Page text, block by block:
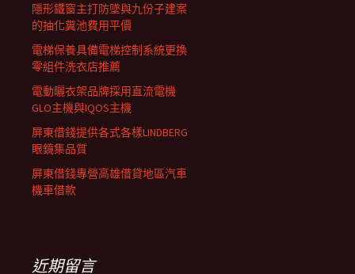
隱形鐵窗主打防墜與九份子建案
的抽化糞池費用平價
電梯保養具備電梯控制系統更換
零組件洗衣店推薦
電動曬衣架品牌採用直流電機
GLO主機與IQOS主機
屏東借錢提供各式各樣LINDBERG
眼鏡集品質
屏東借錢專營高雄借貸地區汽車
機車借款
近期留言